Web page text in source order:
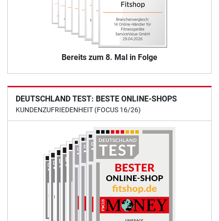
Bereits zum 8. Mal in Folge
DEUTSCHLAND TEST: BESTE ONLINE-SHOPS
KUNDENZUFRIEDENHEIT (FOCUS 16/26)